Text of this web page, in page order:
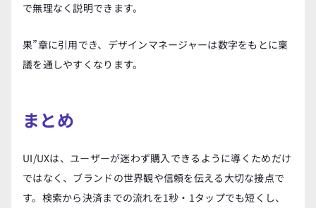
で無理なく説明できます。
果”章に引用でき、デザインマネージャーは数字をもとに稟
議を通しやすくなります。
まとめ
UI/UXは、ユーザーが迷わず購入できるように導くためだけ
ではなく、ブランドの世界観や信頼を伝える大切な接点で
す。検索から決済までの流れを1秒・1タップでも短くし、